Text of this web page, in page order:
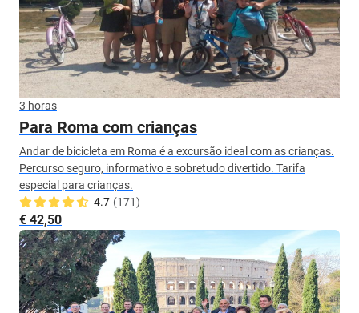
3 horas
Para Roma com crianças
Andar de bicicleta em Roma é a excursão ideal com as crianças.
Percurso seguro, informativo e sobretudo divertido. Tarifa
especial para crianças.
4.7 (171)
€ 42,50